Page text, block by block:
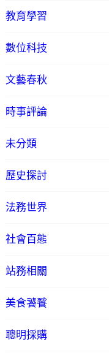
教育學習
數位科技
文藝春秋
時事評論
未分類
歷史探討
法務世界
社會百態
站務相關
美食饕餮
聰明採購